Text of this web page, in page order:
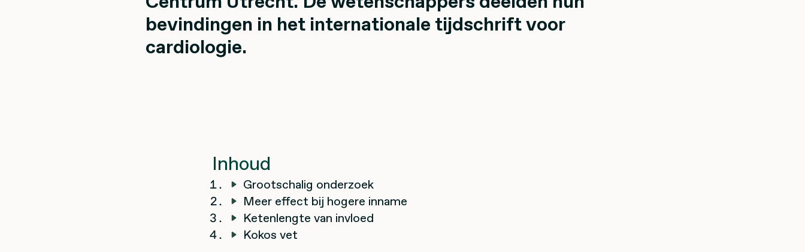
bevindingen in het internationale tijdschrift voor
cardiologie.
Inhoud
Grootschalig onderzoek
Meer effect bij hogere inname
Ketenlengte van invloed
Kokos vet